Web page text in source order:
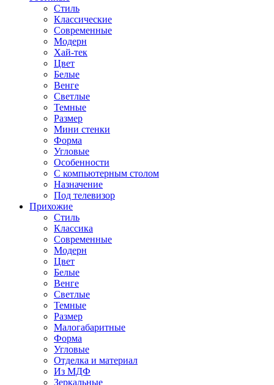
Стиль
Классические
Современные
Модерн
Хай-тек
Цвет
Белые
Венге
Светлые
Темные
Размер
Мини стенки
Форма
Угловые
Особенности
С компьютерным столом
Назначение
Под телевизор
Прихожие
Стиль
Классика
Современные
Модерн
Цвет
Белые
Венге
Светлые
Темные
Размер
Малогабаритные
Форма
Угловые
Отделка и материал
Из МДФ
Зеркальные